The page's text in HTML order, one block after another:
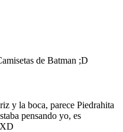
de Batman ;D
y la boca, parece Piedrahita
pensando yo, es